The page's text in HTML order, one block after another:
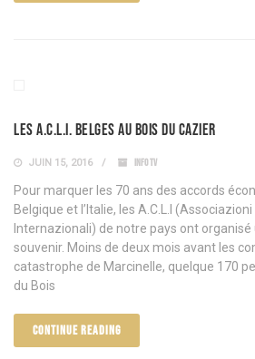
Les A.C.L.I. belges au Bois du Cazier
JUIN 15, 2016 INFO TV
Pour marquer les 70 ans des accords
Belgique et l’Italie, les A.C.L.I
Internazionali) de notre pays ont
souvenir. Moins de deux mois avant les
catastrophe de Marcinelle, quelque 170
du Bois
CONTINUE READING